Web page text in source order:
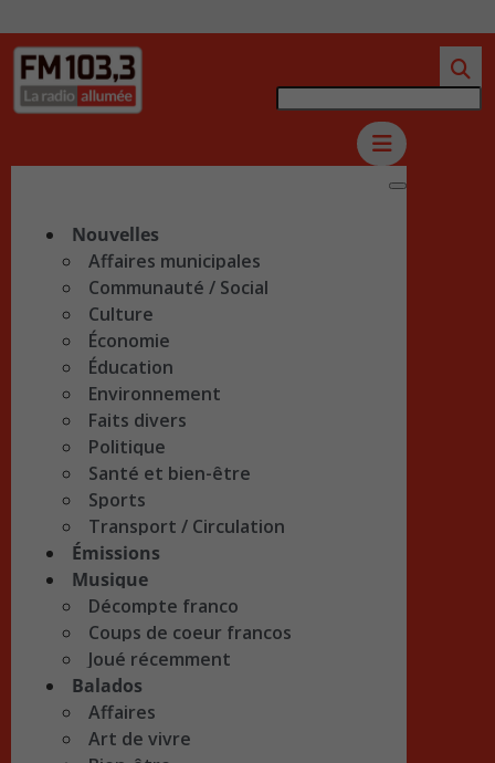
Nouvelles
Affaires municipales
Communauté / Social
Culture
Économie
Éducation
Environnement
Faits divers
Politique
Santé et bien-être
Sports
Transport / Circulation
Émissions
Musique
Décompte franco
Coups de coeur francos
Joué récemment
Balados
Affaires
Art de vivre